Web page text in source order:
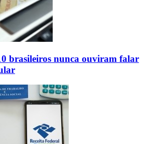
brasileiros nunca ouviram falar